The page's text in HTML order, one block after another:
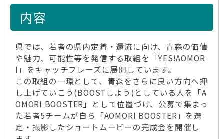
内容
県では、若者の県内定着・還流に向け、青森の価値
や魅力、可能性等を発信する取組を「YES!AOMOR
I」をキャッチフレーズに展開しています。
この取組の一環として、青森をさらに良い方向へ押
し上げていこう(BOOSTしよう)としている人を「A
OMORI BOOSTER」として位置づけ、公募で集まっ
た若者5チームが自ら「AOMORI BOOSTER」を選
定・撮影したショートムービーの完成会を開催し